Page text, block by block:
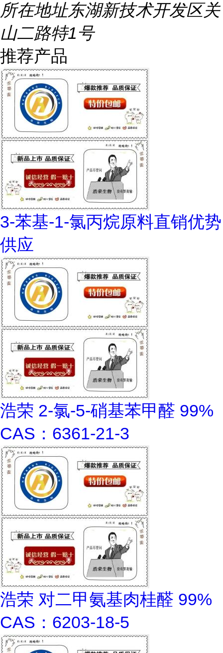
所在地址东湖新技术开发区关
山二路特1号
推荐产品
3-苯基-1-氯丙烷原料直销优势
供应
浩荣 2-氯-5-硝基苯甲醛 99%
CAS：6361-21-3
浩荣 对二甲氨基肉桂醛 99%
CAS：6203-18-5